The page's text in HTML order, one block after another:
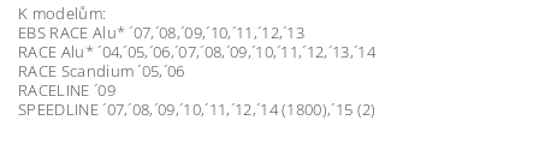
K modelům:
EBS RACE Alu* ´07,´08,´09,´10,´11,´12,´13
RACE Alu* ´04,´05,´06,´07,´08,´09,´10,´11,´12,´13,´14
RACE Scandium ´05,´06
RACELINE ´09
SPEEDLINE ´07,´08,´09,´10,´11,´12,´14 (1800),´15 (2)